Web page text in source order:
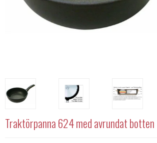
Traktörpanna 624 med avrundat botten